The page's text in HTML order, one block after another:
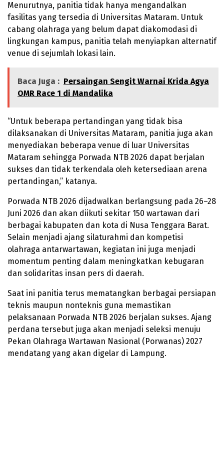
Menurutnya, panitia tidak hanya mengandalkan
fasilitas yang tersedia di Universitas Mataram. Untuk
cabang olahraga yang belum dapat diakomodasi di
lingkungan kampus, panitia telah menyiapkan alternatif
venue di sejumlah lokasi lain.
Baca Juga : Persaingan Sengit Warnai Krida Agya
OMR Race 1 di Mandalika
“Untuk beberapa pertandingan yang tidak bisa
dilaksanakan di Universitas Mataram, panitia juga akan
menyediakan beberapa venue di luar Universitas
Mataram sehingga Porwada NTB 2026 dapat berjalan
sukses dan tidak terkendala oleh ketersediaan arena
pertandingan,” katanya.
Porwada NTB 2026 dijadwalkan berlangsung pada 26–28
Juni 2026 dan akan diikuti sekitar 150 wartawan dari
berbagai kabupaten dan kota di Nusa Tenggara Barat.
Selain menjadi ajang silaturahmi dan kompetisi
olahraga antarwartawan, kegiatan ini juga menjadi
momentum penting dalam meningkatkan kebugaran
dan solidaritas insan pers di daerah.
Saat ini panitia terus mematangkan berbagai persiapan
teknis maupun nonteknis guna memastikan
pelaksanaan Porwada NTB 2026 berjalan sukses. Ajang
perdana tersebut juga akan menjadi seleksi menuju
Pekan Olahraga Wartawan Nasional (Porwanas) 2027
mendatang yang akan digelar di Lampung.